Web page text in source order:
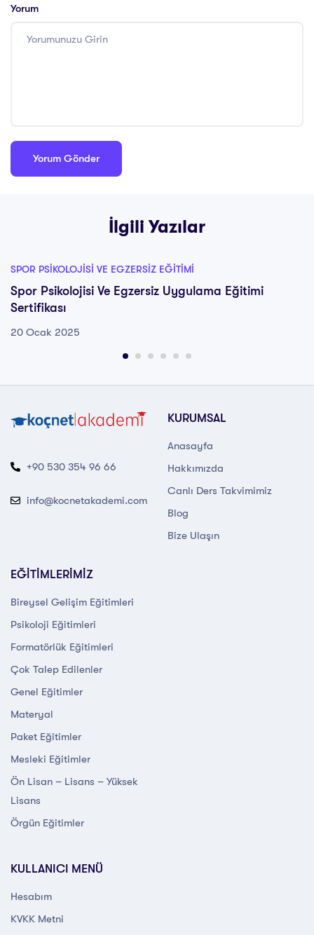
Yorum
İlgili Yazılar
SPOR PSIKOLOJISI VE EGZERSIZ EĞITIMI
Spor Psikolojisi Ve Egzersiz Uygulama Eğitimi
Sertifikası
20 Ocak 2025
+90 530 354 96 66
info@kocnetakademi.com
KURUMSAL
Anasayfa
Hakkımızda
Canlı Ders Takvimimiz
Blog
Bize Ulaşın
EĞİTİMLERİMİZ
Bireysel Gelişim Eğitimleri
Psikoloji Eğitimleri
Formatörlük Eğitimleri
Çok Talep Edilenler
Genel Eğitimler
Materyal
Paket Eğitimler
Mesleki Eğitimler
Ön Lisan – Lisans – Yüksek
Lisans
Örgün Eğitimler
KULLANICI MENÜ
Hesabım
KVKK Metni